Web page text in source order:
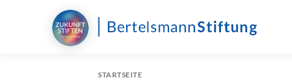
STARTSEITE